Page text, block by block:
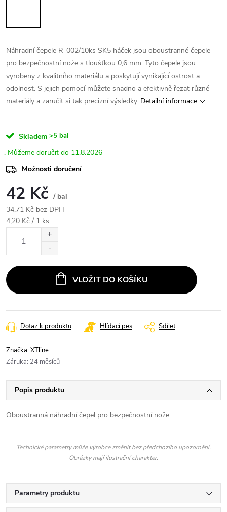
Náhradní čepele R-002/10ks SK5 háček jsou oboustranné čepele
pro bezpečnostní nože s tloušťkou 0,6 mm. Tyto čepele jsou
vyrobeny z kvalitního materiálu a poskytují vynikající ostrost a
odolnost. S jejich pomocí můžete snadno a efektivně řezat různé
materiály a zaručit si tak precizní výsledky. Detailní informace
Skladem >5 bal
11.8.2026
Možnosti doručení
42 Kč / bal
34,71 Kč bez DPH
Měrná
4,20 Kč / 1 ks
VLOŽIT DO KOŠÍKU
Dotaz k produktu Hlídací pes Sdílet
Značka:XTline
Záruka: 24 měsíců
Popis produktu
Oboustranná náhradní čepel pro bezpečnostní nože.
Technické parametry může výrobce změnit bez předchozího upozornění.
Obrázky mají ilustrační charakter.
Parametry produktu